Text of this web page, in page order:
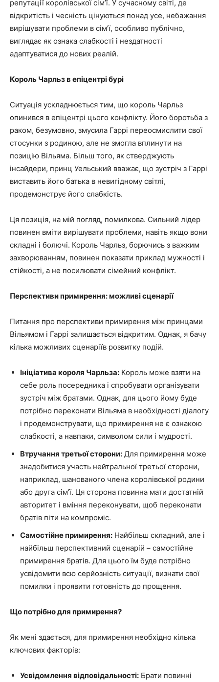
репутації королівської сім’ї. У сучасному світі, де
відкритість і чесність цінуються понад усе, небажання
вирішувати проблеми в сім’ї, особливо публічно,
виглядає як ознака слабкості і нездатності
адаптуватися до нових реалій.
Король Чарльз в епіцентрі бурі
Ситуація ускладнюється тим, що король Чарльз
опинився в епіцентрі цього конфлікту. Його боротьба з
раком, безумовно, змусила Гаррі переосмислити свої
стосунки з родиною, але не змогла вплинути на
позицію Вільяма. Більш того, як стверджують
інсайдери, принц Уельський вважає, що зустріч з Гаррі
виставить його батька в невигідному світлі,
продемонструє його слабкість.
Ця позиція, на мій погляд, помилкова. Сильний лідер
повинен вміти вирішувати проблеми, навіть якщо вони
складні і болючі. Король Чарльз, борючись з важким
захворюванням, повинен показати приклад мужності і
стійкості, а не посилювати сімейний конфлікт.
Перспективи примирення: можливі сценарії
Питання про перспективи примирення між принцами
Вільямом і Гаррі залишається відкритим. Однак, я бачу
кілька можливих сценаріїв розвитку подій.
Ініціатива короля Чарльза: Король може взяти на
себе роль посередника і спробувати організувати
зустріч між братами. Однак, для цього йому буде
потрібно переконати Вільяма в необхідності діалогу
і продемонструвати, що примирення не є ознакою
слабкості, а навпаки, символом сили і мудрості.
Втручання третьої сторони: Для примирення може
знадобитися участь нейтральної третьої сторони,
наприклад, шанованого члена королівської родини
або друга сім’ї. Ця сторона повинна мати достатній
авторитет і вміння переконувати, щоб переконати
братів піти на компроміс.
Самостійне примирення: Найбільш складний, але і
найбільш перспективний сценарій – самостійне
примирення братів. Для цього їм буде потрібно
усвідомити всю серйозність ситуації, визнати свої
помилки і проявити готовність до прощення.
Що потрібно для примирення?
Як мені здається, для примирення необхідно кілька
ключових факторів:
Усвідомлення відповідальності: Брати повинні